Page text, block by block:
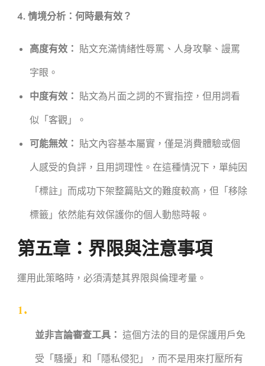
4. 情境分析：何時最有效？
高度有效： 貼文充滿情緒性辱罵、人身攻擊、謾罵
字眼。
中度有效： 貼文為片面之詞的不實指控，但用詞看
似「客觀」。
可能無效： 貼文內容基本屬實，僅是消費體驗或個
人感受的負評，且用詞理性。在這種情況下，單純因
「標註」而成功下架整篇貼文的難度較高，但「移除
標籤」依然能有效保護你的個人動態時報。
第五章：界限與注意事項
運用此策略時，必須清楚其界限與倫理考量。
並非言論審查工具： 這個方法的目的是保護用戶免
受「騷擾」和「隱私侵犯」，而不是用來打壓所有